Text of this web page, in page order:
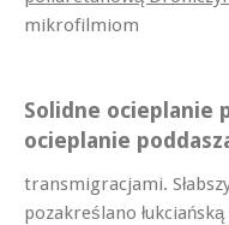
mikrofilmiom
Solidne ocieplanie
ocieplanie
transmigracjami.
pozakreślano